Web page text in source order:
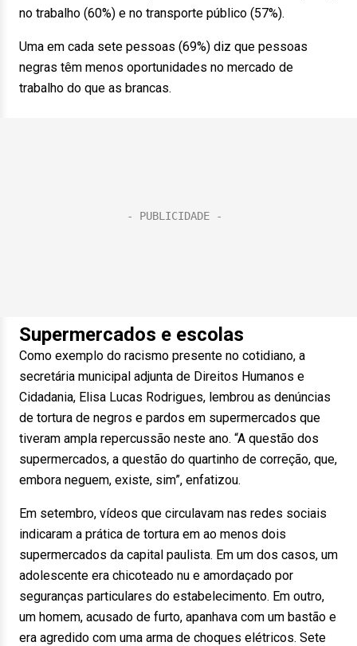
no trabalho (60%) e no transporte público (57%).
Uma em cada sete pessoas (69%) diz que pessoas
negras têm menos oportunidades no mercado de
trabalho do que as brancas.
Supermercados e escolas
Como exemplo do racismo presente no cotidiano, a
secretária municipal adjunta de Direitos Humanos e
Cidadania, Elisa Lucas Rodrigues, lembrou as denúncias
de tortura de negros e pardos em supermercados que
tiveram ampla repercussão neste ano. “A questão dos
supermercados, a questão do quartinho de correção, que,
embora neguem, existe, sim”, enfatizou.
Em setembro, vídeos que circulavam nas redes sociais
indicaram a prática de tortura em ao menos dois
supermercados da capital paulista. Em um dos casos, um
adolescente era chicoteado nu e amordaçado por
seguranças particulares do estabelecimento. Em outro,
um homem, acusado de furto, apanhava com um bastão e
era agredido com uma arma de choques elétricos. Sete